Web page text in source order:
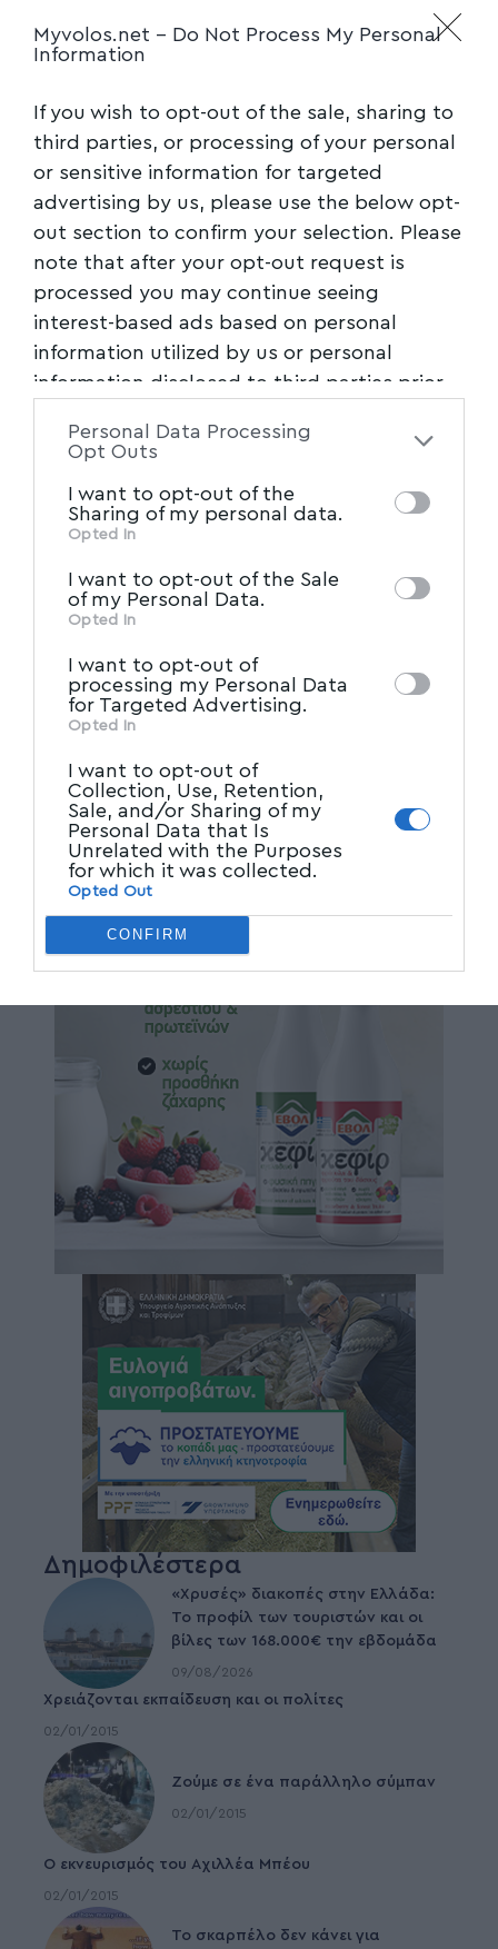
Myvolos.net - Do Not Process My Personal
Information
If you wish to opt-out of the sale, sharing to
third parties, or processing of your personal
or sensitive information for targeted
advertising by us, please use the below opt-
out section to confirm your selection. Please
note that after your opt-out request is
processed you may continue seeing
interest-based ads based on personal
information utilized by us or personal
information disclosed to third parties prior
of the further disclosure of your personal
of downstream participants. This
information may also be disclosed by us to
Participantsthat may further disclose it to
other third parties.
Personal Data Processing
Opt Outs
I want to opt-out of the
Sharing of my personal data.
Opted In
I want to opt-out of the Sale
of my Personal Data.
Opted In
I want to opt-out of
processing my Personal Data
for Targeted Advertising.
Opted In
I want to opt-out of
Collection, Use, Retention,
Sale, and/or Sharing of my
Personal Data that Is
Unrelated with the Purposes
for which it was collected.
Opted Out
CONFIRM
Δημοφιλέστερα
«Χρυσές» διακοπές στην Ελλάδα:
Το προφίλ των τουριστών και οι
βίλες των 168.000€ την εβδομάδα
09/08/2026
Χρειάζονται εκπαίδευση και οι πολίτες
02/01/2015
Ζούμε σε ένα παράλληλο σύμπαν
02/01/2015
Ο εκνευρισμός του Αχιλλέα Μπέου
02/01/2015
To σκαρπέλο δεν κάνει για